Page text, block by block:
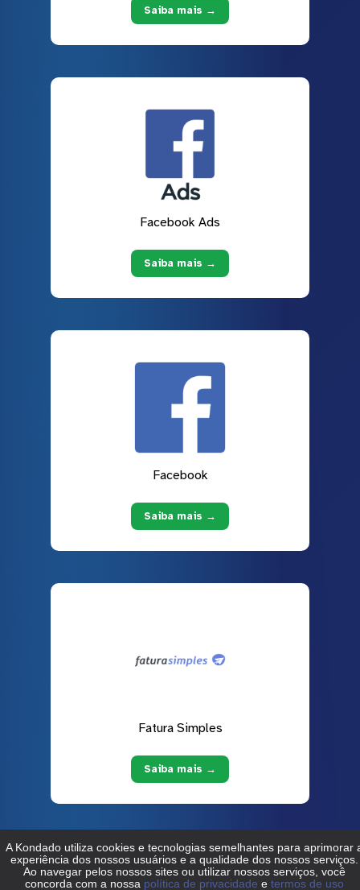
Saiba mais →
Facebook Ads
Saiba mais →
Facebook
Saiba mais →
Fatura Simples
Saiba mais →